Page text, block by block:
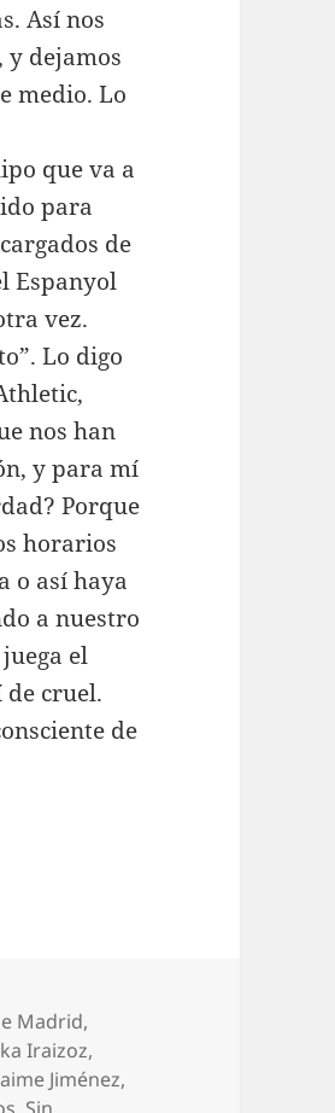
Así nos
dejamos
medio. Lo
que va a
para
de
Espanyol
vez.
Lo digo
nos han
y para mí
Porque
horarios
o así haya
a nuestro
el
de cruel.
de
Madrid,
Iraizoz,
Jiménez,